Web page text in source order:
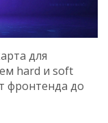
для
hard и soft
фронтенда до